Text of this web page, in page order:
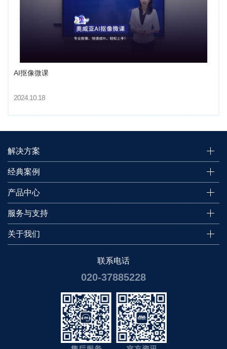
AI抠像微课
2024.10.18
解决方案
经典案例
产品中心
服务与支持
关于我们
联系电话
020-37885228